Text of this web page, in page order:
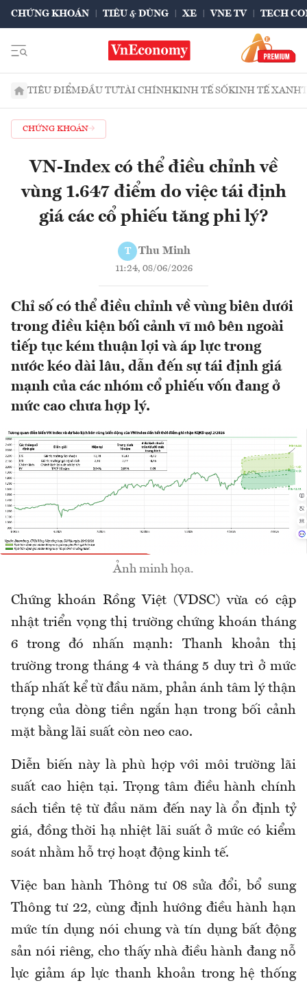
CHỨNG KHOÁN TIÊU & DÙNG XE VNE TV TECH
TIÊU ĐIỂMĐẦU TƯTÀI CHÍNHKINH TẾ SỐKINH TẾ XANH
CHỨNG KHOÁN
VN-Index có thể điều chỉnh về
vùng 1.647 điểm do việc tái định
giá các cổ phiếu tăng phi lý?
T Thu Minh
11:24, 08/06/2026
Chỉ số có thể điều chỉnh về vùng biên dưới
trong điều kiện bối cảnh vĩ mô bên ngoài
tiếp tục kém thuận lợi và áp lực trong
nước kéo dài lâu, dẫn đến sự tái định giá
mạnh của các nhóm cổ phiếu vốn đang ở
mức cao chưa hợp lý.
Ảnh minh họa.
Chứng khoán Rồng Việt (VDSC) vừa có cập
nhật triển vọng thị trường chứng khoán tháng
6 trong đó nhấn mạnh: Thanh khoản thị
trường trong tháng 4 và tháng 5 duy trì ở mức
thấp nhất kể từ đầu năm, phản ánh tâm lý thận
trọng của dòng tiền ngắn hạn trong bối cảnh
mặt bằng lãi suất còn neo cao.
Diễn biến này là phù hợp với môi trường lãi
suất cao hiện tại. Trọng tâm điều hành chính
sách tiền tệ từ đầu năm đến nay là ổn định tỷ
giá, đồng thời hạ nhiệt lãi suất ở mức có kiểm
soát nhằm hỗ trợ hoạt động kinh tế.
Việc ban hành Thông tư 08 sửa đổi, bổ sung
Thông tư 22, cùng định hướng điều hành hạn
mức tín dụng nói chung và tín dụng bất động
sản nói riêng, cho thấy nhà điều hành đang nỗ
lực giảm áp lực thanh khoản trong hệ thống